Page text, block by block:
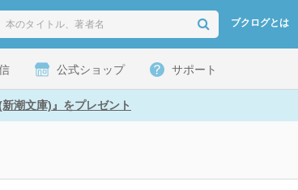
ブクログとは
公式ショップ サポート
潮文庫)』をプレゼント